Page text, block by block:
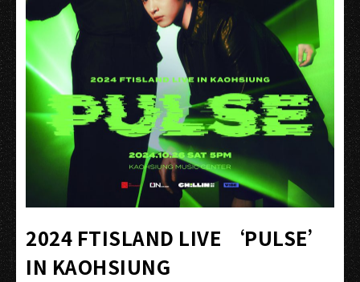
2024 FTISLAND LIVE ‘PULSE’
IN KAOHSIUNG